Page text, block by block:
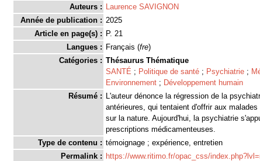
Auteurs : Laurence SAVIGNON
Année de publication : 2025
Article en page(s) : P. 21
Langues : Français (fre)
Catégories : Thésaurus Thématique
SANTÉ ; Politique de santé ; Psychiatrie ;
Environnement ; Développement humain
Résumé : L'auteur dénonce la régression de la
antérieures, qui tentaient d'offrir aux
sur la nature. Aujourd'hui, la psychiatrie
prescriptions médicamenteuses.
Type de contenu : témoignage ; expérience, entretien
Permalink : https://www.ritimo.fr/opac_css/